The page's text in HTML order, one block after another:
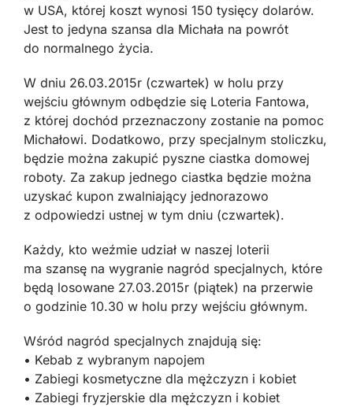
w USA, której koszt wynosi 150 tysięcy dolarów.
Jest to jedyna szansa dla Michała na powrót
do normalnego życia.
W dniu 26.03.2015r (czwartek) w holu przy
wejściu głównym odbędzie się Loteria Fantowa,
z której dochód przeznaczony zostanie na pomoc
Michałowi. Dodatkowo, przy specjalnym stoliczku,
będzie można zakupić pyszne ciastka domowej
roboty. Za zakup jednego ciastka będzie można
uzyskać kupon zwalniający jednorazowo
z odpowiedzi ustnej w tym dniu (czwartek).
Każdy, kto weźmie udział w naszej loterii
ma szansę na wygranie nagród specjalnych, które
będą losowane 27.03.2015r (piątek) na przerwie
o godzinie 10.30 w holu przy wejściu głównym.
Wśród nagród specjalnych znajdują się:
• Kebab z wybranym napojem
• Zabiegi kosmetyczne dla mężczyzn i kobiet
• Zabiegi fryzjerskie dla mężczyzn i kobiet